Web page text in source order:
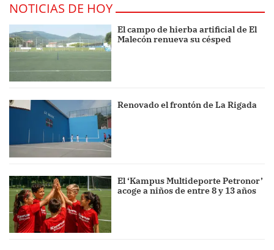
NOTICIAS DE HOY
El campo de hierba artificial de El
Malecón renueva su césped
Renovado el frontón de La Rigada
El ‘Kampus Multideporte Petronor’
acoge a niños de entre 8 y 13 años